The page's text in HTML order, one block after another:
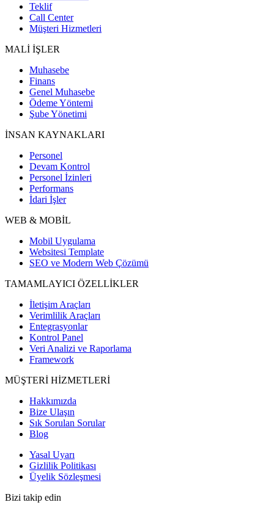
Teklif
Call Center
Müşteri Hizmetleri
MALİ İŞLER
Muhasebe
Finans
Genel Muhasebe
Ödeme Yöntemi
Şube Yönetimi
İNSAN KAYNAKLARI
Personel
Devam Kontrol
Personel İzinleri
Performans
İdari İşler
WEB & MOBİL
Mobil Uygulama
Websitesi Template
SEO ve Modern Web Çözümü
TAMAMLAYICI ÖZELLİKLER
İletişim Araçları
Verimlilik Araçları
Entegrasyonlar
Kontrol Panel
Veri Analizi ve Raporlama
Framework
MÜŞTERİ HİZMETLERİ
Hakkımızda
Bize Ulaşın
Sık Sorulan Sorular
Blog
Yasal Uyarı
Gizlilik Politikası
Üyelik Sözleşmesi
Bizi takip edin